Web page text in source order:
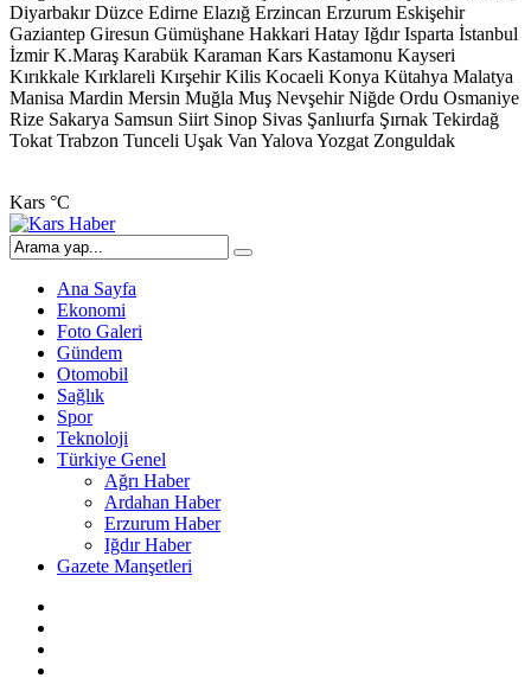
Diyarbakır Düzce Edirne Elazığ Erzincan Erzurum Eskişehir
Gaziantep Giresun Gümüşhane Hakkari Hatay Iğdır Isparta İstanbul
İzmir K.Maraş Karabük Karaman Kars Kastamonu Kayseri
Kırıkkale Kırklareli Kırşehir Kilis Kocaeli Konya Kütahya Malatya
Manisa Mardin Mersin Muğla Muş Nevşehir Niğde Ordu Osmaniye
Rize Sakarya Samsun Siirt Sinop Sivas Şanlıurfa Şırnak Tekirdağ
Tokat Trabzon Tunceli Uşak Van Yalova Yozgat Zonguldak
Kars °C
Ana Sayfa
Ekonomi
Foto Galeri
Gündem
Otomobil
Sağlık
Spor
Teknoloji
Türkiye Genel
Ağrı Haber
Ardahan Haber
Erzurum Haber
Iğdır Haber
Gazete Manşetleri